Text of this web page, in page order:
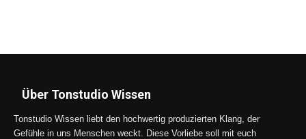
Über Tonstudio Wissen
Tonstudio Wissen liebt den hochwertig produzierten Klang, der
Gefühle in uns Menschen weckt. Diese Vorliebe soll mit euch